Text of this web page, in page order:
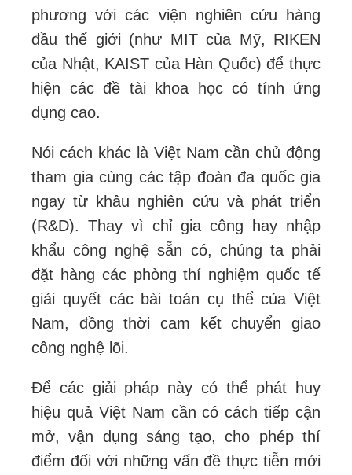
phương với các viện nghiên cứu hàng
đầu thế giới (như MIT của Mỹ, RIKEN
của Nhật, KAIST của Hàn Quốc) để thực
hiện các đề tài khoa học có tính ứng
dụng cao.
Nói cách khác là Việt Nam cần chủ động
tham gia cùng các tập đoàn đa quốc gia
ngay từ khâu nghiên cứu và phát triển
(R&D). Thay vì chỉ gia công hay nhập
khẩu công nghệ sẵn có, chúng ta phải
đặt hàng các phòng thí nghiệm quốc tế
giải quyết các bài toán cụ thể của Việt
Nam, đồng thời cam kết chuyển giao
công nghệ lõi.
Để các giải pháp này có thể phát huy
hiệu quả Việt Nam cần có cách tiếp cận
mở, vận dụng sáng tạo, cho phép thí
điểm đối với những vấn đề thực tiễn mới